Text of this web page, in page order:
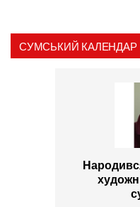
СУМСЬКИЙ КАЛЕНДАР